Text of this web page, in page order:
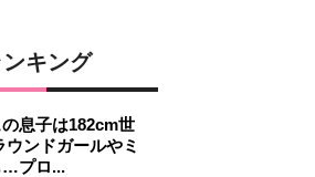
キング
息子は182cm世
ンドガールやミ
…プロ...